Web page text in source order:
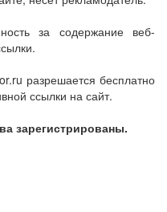
за содержание веб-
разрешается бесплатно
ссылки на сайт.
зарегистрированы.